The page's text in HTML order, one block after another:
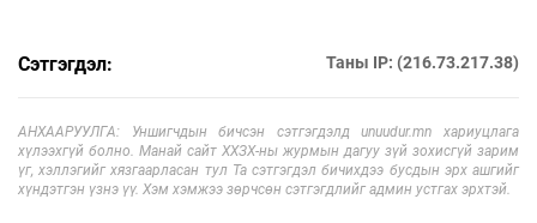
Сэтгэгдэл: Таны IP: (216.73.217.38)
АНХААРУУЛГА: Уншигчдын бичсэн сэтгэгдэлд unuudur.mn хариуцлага
хүлээхгүй болно. Манай сайт ХХЗХ-ны журмын дагуу зүй зохисгүй зарим
үг, хэллэгийг хязгаарласан тул Та сэтгэгдэл бичихдээ бусдын эрх ашгийг
хүндэтгэн үзнэ үү. Хэм хэмжээ зөрчсөн сэтгэгдлийг админ устгах эрхтэй.